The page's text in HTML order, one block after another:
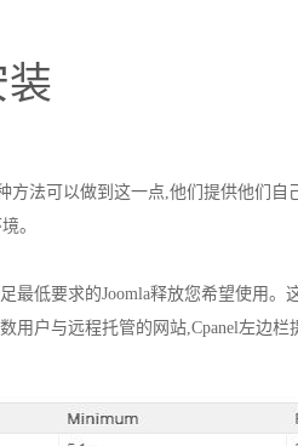
装
方法可以做到这一点,他们提供他们
。
最低要求的Joomla释放您希望使用
用户与远程托管的网站,Cpanel左边栏